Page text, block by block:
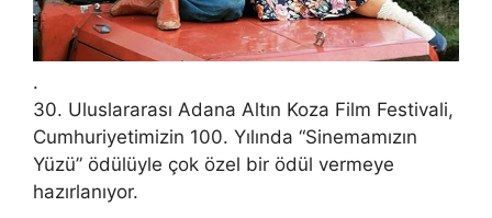
.
30. Uluslararası Adana Altın Koza Film Festivali,
Cumhuriyetimizin 100. Yılında “Sinemamızın
Yüzü” ödülüyle çok özel bir ödül vermeye
hazırlanıyor.